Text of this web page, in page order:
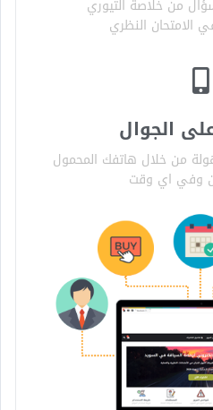
الامتحان النظري
الجوال
من خلال هاتفك المحمول
وفي اي وقت